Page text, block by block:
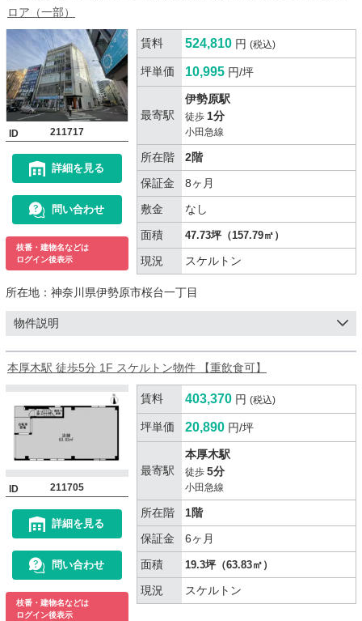
ロア（一部）
ID 211717
詳細を見る
問い合わせ
枝番・建物名などは
ログイン後表示
賃料 524,810 円 (税込)
坪単価 10,995 円/坪
最寄駅
伊勢原駅
徒歩 1分
小田急線
所在階
2階
保証金
8ヶ月
敷金
なし
面積
47.73坪（157.79㎡）
現況 スケルトン
所在地： 神奈川県伊勢原市桜台一丁目
物件説明
本厚木駅 徒歩5分 1F スケルトン物件 【重飲食可】
ID 211705
詳細を見る
問い合わせ
枝番・建物名などは
ログイン後表示
賃料 403,370 円 (税込)
坪単価 20,890 円/坪
最寄駅
本厚木駅
徒歩 5分
小田急線
所在階
1階
保証金
6ヶ月
面積
19.3坪（63.83㎡）
現況 スケルトン